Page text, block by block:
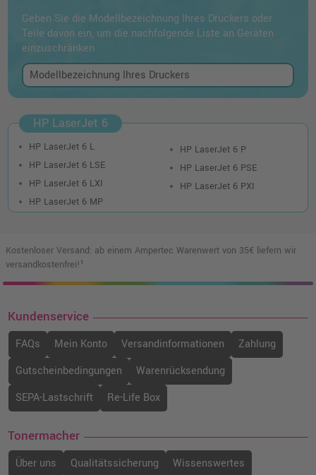
Geben Sie die Modellbezeichnung Ihres Druckers oder
Teile davon ein, um die nachfolgende Liste an Geräten
einzuschränken
HP LaserJet 6
HP LaserJet 6 L
HP LaserJet 6 LSE
HP LaserJet 6 LXI
HP LaserJet 6 MP
HP LaserJet 6 P
HP LaserJet 6 PSE
HP LaserJet 6 PXI
Kostenloser Versand: ab einem Ampertec Warenwert von 35€ liefern wir
versandkostenfrei!¹
Kundenservice
FAQs Mein Konto Versandinformationen
Zahlung
Gutscheinbedingungen
Warenrücksendung
SEPA-Lastschrift
Re-Life Box
Tonermacher
Über uns Qualitätssicherung
Wissenswertes